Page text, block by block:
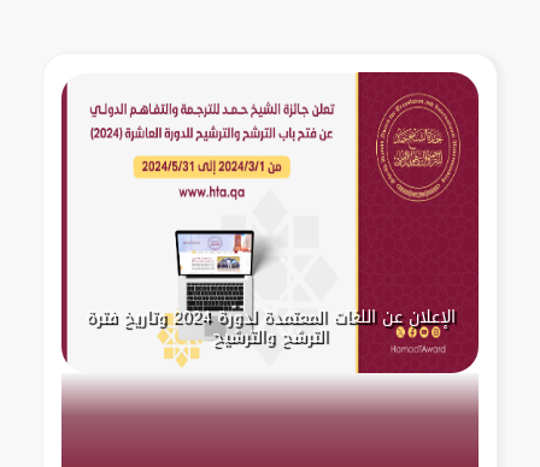
الإعلان عن اللغات المعتمدة لدورة 2024 وتاريخ فترة
الترشح والترشيح